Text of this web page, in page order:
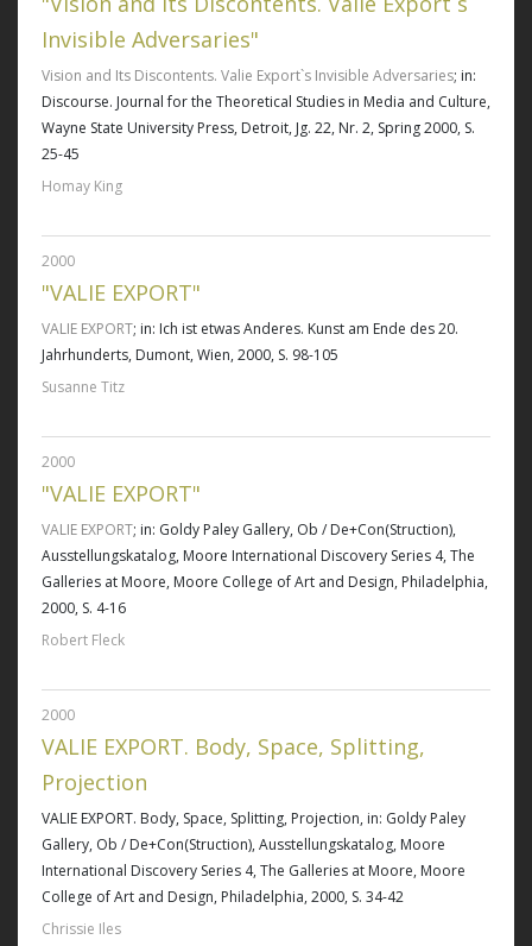
Invisible Adversaries"
Vision and Its Discontents. Valie Export`s Invisible Adversaries; in:
Discourse. Journal for the Theoretical Studies in Media and Culture,
Wayne State University Press, Detroit, Jg. 22, Nr. 2, Spring 2000, S.
25-45
Homay King
2000
"VALIE EXPORT"
VALIE EXPORT; in: Ich ist etwas Anderes. Kunst am Ende des 20.
Jahrhunderts, Dumont, Wien, 2000, S. 98-105
Susanne Titz
2000
"VALIE EXPORT"
VALIE EXPORT; in: Goldy Paley Gallery, Ob / De+Con(Struction),
Ausstellungskatalog, Moore International Discovery Series 4, The
Galleries at Moore, Moore College of Art and Design, Philadelphia,
2000, S. 4-16
Robert Fleck
2000
VALIE EXPORT. Body, Space, Splitting,
Projection
VALIE EXPORT. Body, Space, Splitting, Projection, in: Goldy Paley
Gallery, Ob / De+Con(Struction), Ausstellungskatalog, Moore
International Discovery Series 4, The Galleries at Moore, Moore
College of Art and Design, Philadelphia, 2000, S. 34-42
Chrissie Iles